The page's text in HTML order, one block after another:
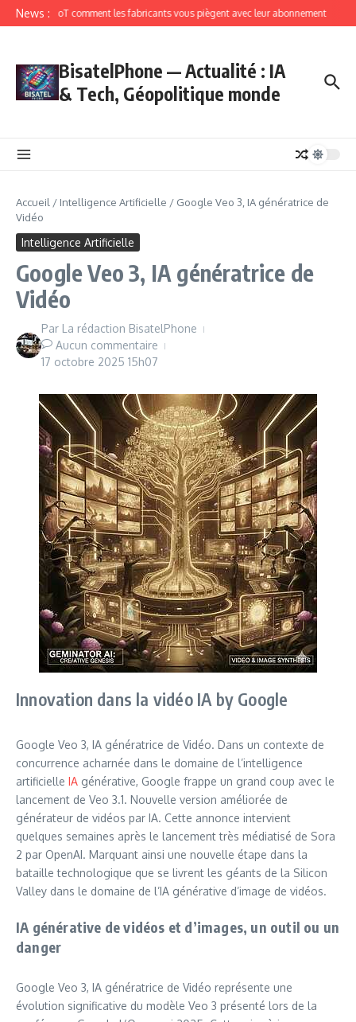
News :IoT comment les fabricants vous piègent avec leur abonnement
BisatelPhone — Actualité : IA
& Tech, Géopolitique monde
Accueil / Intelligence Artificielle / Google Veo 3, IA génératrice de
Vidéo
Intelligence Artificielle
Google Veo 3, IA génératrice de
Vidéo
Par La rédaction BisatelPhone
Aucun commentaire
17 octobre 2025 15h07
Innovation dans la vidéo IA by Google
Google Veo 3, IA génératrice de Vidéo. Dans un contexte de
concurrence acharnée dans le domaine de l’intelligence
artificielle IA générative, Google frappe un grand coup avec le
lancement de Veo 3.1. Nouvelle version améliorée de
générateur de vidéos par IA. Cette annonce intervient
quelques semaines après le lancement très médiatisé de Sora
2 par OpenAI. Marquant ainsi une nouvelle étape dans la
bataille technologique que se livrent les géants de la Silicon
Valley dans le domaine de l’IA générative d’image de vidéos.
IA générative de vidéos et d’images, un outil ou un
danger
Google Veo 3, IA génératrice de Vidéo représente une
évolution significative du modèle Veo 3 présenté lors de la